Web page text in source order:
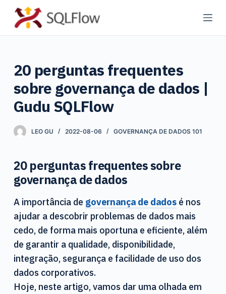
P
u
a
o
o
e
ú
d
o
20 perguntas frequentes
sobre governança de dados |
Gudu SQLFlow
LEO GU 2022-08-06 GOVERNANÇA DE DADOS 101
20 perguntas frequentes sobre
governança de dados
A importância de governança de dadosé nos
ajudar a descobrir problemas de dados mais
cedo, de forma mais oportuna e eficiente, além
de garantir a qualidade, disponibilidade,
integração, segurança e facilidade de uso dos
dados corporativos.
Hoje, neste artigo, vamos dar uma olhada em